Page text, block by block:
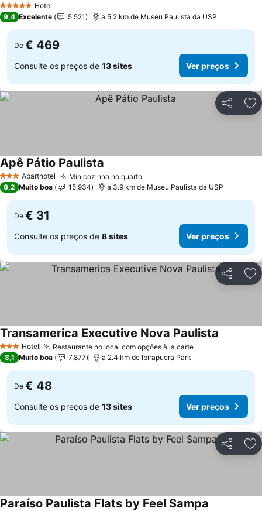
5 Estrelas Hotel
9,4 Excelente 5.521 a 5.2 km de Museu Paulista da USP
De € 469
Consulte os preços de 13 sites Ver preços
Partilhar
3 EstrelasAparthotel Minicozinha no quartoVer preços
Apê Pátio Paulista
8,2 Muito boa 15.934 a 3.9 km de Museu Paulista da USP
De € 31
Consulte os preços de 8 sites Ver preços
Partilhar
3 EstrelasHotel Restaurante no local com opções à la carteVer preços
Transamerica Executive Nova Paulista
8,1 Muito boa 7.877 a 2.4 km de Ibirapuera Park
De € 48
Consulte os preços de 13 sites Ver preços
Partilhar
Paraíso Paulista Flats by Feel Sampa